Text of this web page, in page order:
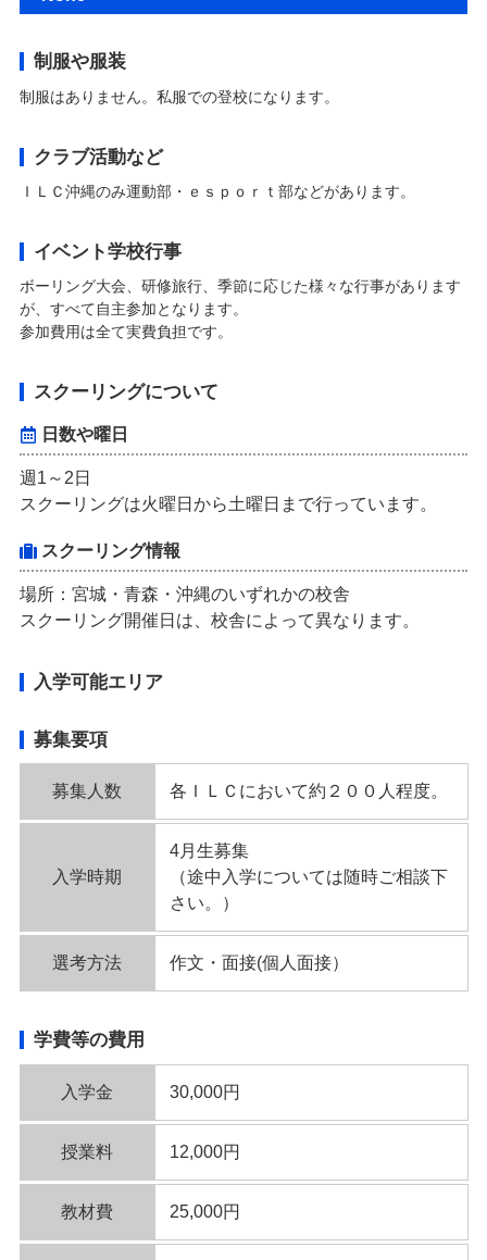
制服や服装
制服はありません。私服での登校になります。
クラブ活動など
ＩＬＣ沖縄のみ運動部・ｅｓｐｏｒｔ部などがあります。
イベント学校行事
ボーリング大会、研修旅行、季節に応じた様々な行事があります
が、すべて自主参加となります。
参加費用は全て実費負担です。
スクーリングについて
日数や曜日
週1～2日
スクーリングは火曜日から土曜日まで行っています。
スクーリング情報
場所：宮城・青森・沖縄のいずれかの校舎
スクーリング開催日は、校舎によって異なります。
入学可能エリア
募集要項
募集人数 各ＩＬＣにおいて約２００人程度。
入学時期
4月生募集
（途中入学については随時ご相談下
さい。）
選考方法 作文・面接(個人面接）
学費等の費用
入学金 30,000円
授業料 12,000円
教材費 25,000円